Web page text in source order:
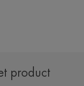
zonder
product